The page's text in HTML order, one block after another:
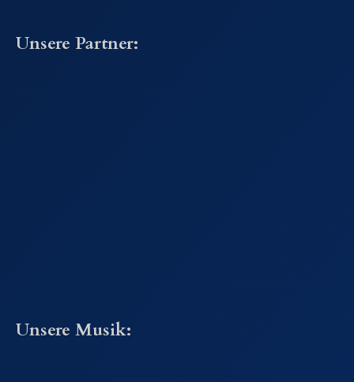
Unsere Partner:
Unsere Musik: